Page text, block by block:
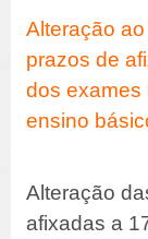
Alteração
prazos de
dos exames
ensino
Alteração
afixadas a